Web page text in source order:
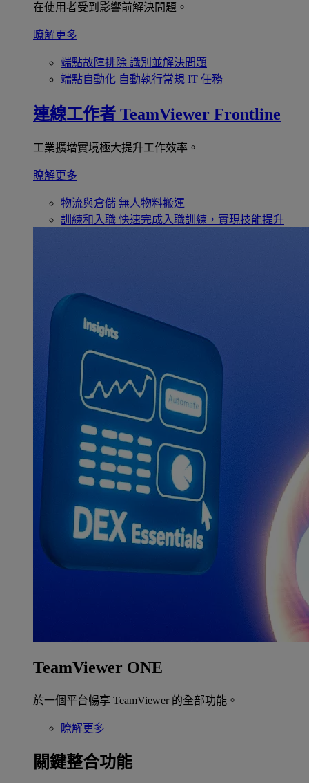
在使用者受到影響前解決問題。
瞭解更多
端點故障排除 識別並解決問題
端點自動化 自動執行常規 IT 任務
連線工作者 TeamViewer Frontline
工業擴增實境極大提升工作效率。
瞭解更多
物流與倉儲 無人物料搬運
訓練和入職 快速完成入職訓練，實現技能提升
TeamViewer ONE
於一個平台暢享 TeamViewer 的全部功能。
瞭解更多
關鍵整合功能